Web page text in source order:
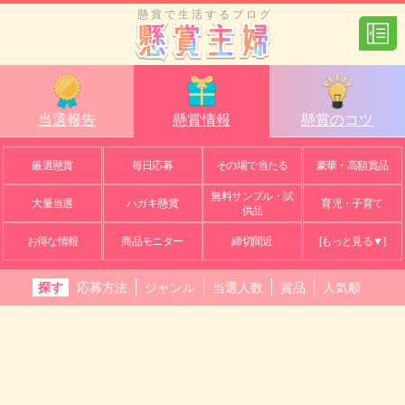
懸賞で生活するブログ
当選報告 懸賞情報 懸賞のコツ
厳選懸賞 毎日応募 その場で当たる 豪華・高額賞品
大量当選 ハガキ懸賞
無料サンプル・試
供品
育児・子育て
お得な情報 商品モニター 締切間近 [もっと見る▼]
探す 応募方法 ジャンル 当選人数 賞品 人気順